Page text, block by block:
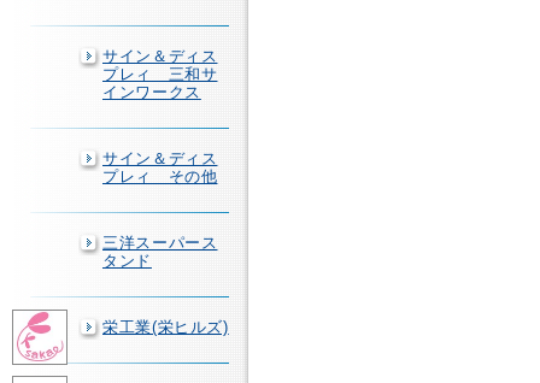
サイン＆ディス
プレィ 三和サ
インワークス
サイン＆ディス
プレィ その他
三洋スーパース
タンド
栄工業(栄ヒルズ)